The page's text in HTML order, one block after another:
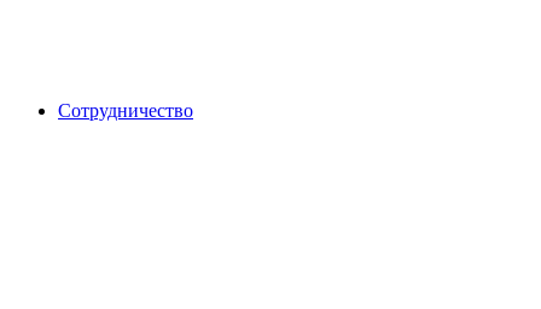
Сотрудничество